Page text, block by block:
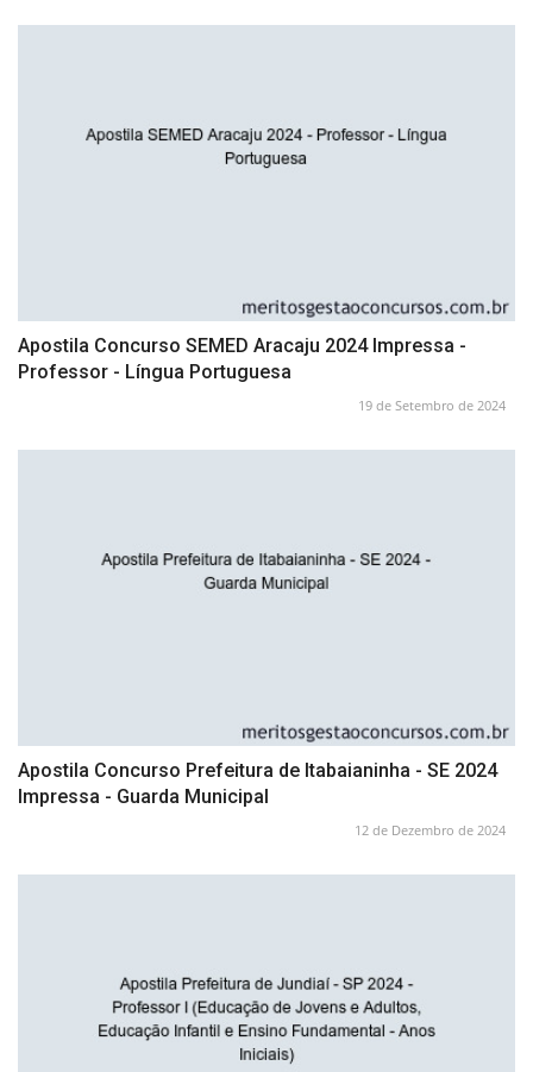
Apostila Concurso SEMED Aracaju 2024 Impressa -
Professor - Língua Portuguesa
19 de Setembro de 2024
Apostila Concurso Prefeitura de Itabaianinha - SE 2024
Impressa - Guarda Municipal
12 de Dezembro de 2024